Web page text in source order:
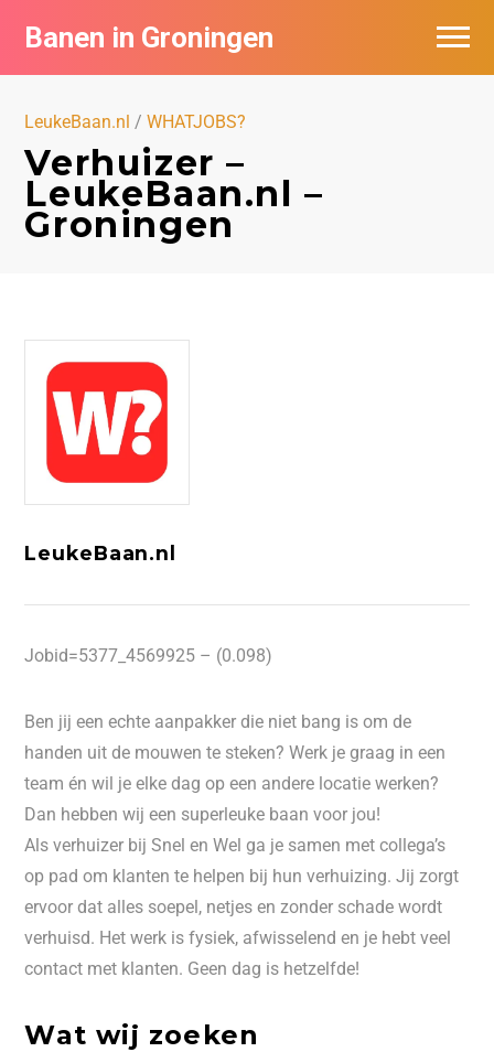
Banen in Groningen
LeukeBaan.nl /WHATJOBS?
Verhuizer –
LeukeBaan.nl –
Groningen
LeukeBaan.nl
Jobid=5377_4569925 – (0.098)
Ben jij een echte aanpakker die niet bang is om de
handen uit de mouwen te steken? Werk je graag in een
team én wil je elke dag op een andere locatie werken?
Dan hebben wij een superleuke baan voor jou!
Als verhuizer bij Snel en Wel ga je samen met collega’s
op pad om klanten te helpen bij hun verhuizing. Jij zorgt
ervoor dat alles soepel, netjes en zonder schade wordt
verhuisd. Het werk is fysiek, afwisselend en je hebt veel
contact met klanten. Geen dag is hetzelfde!
Wat wij zoeken
Vacatures per bedrijf
Nieuwsbrief feed